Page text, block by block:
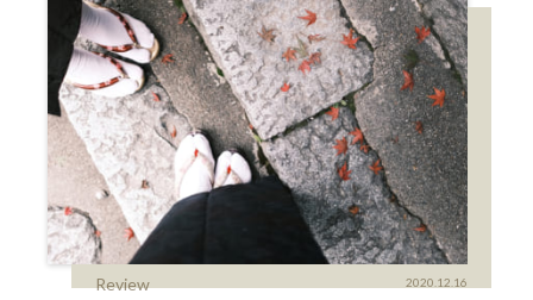
Review 2020.12.16